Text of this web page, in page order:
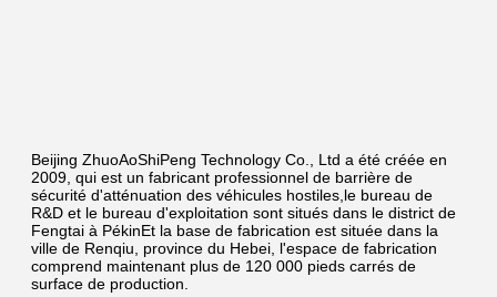
Beijing ZhuoAoShiPeng Technology Co., Ltd a été créée en
2009, qui est un fabricant professionnel de barrière de
sécurité d'atténuation des véhicules hostiles,le bureau de
R&D et le bureau d'exploitation sont situés dans le district de
Fengtai à PékinEt la base de fabrication est située dans la
ville de Renqiu, province du Hebei, l'espace de fabrication
comprend maintenant plus de 120 000 pieds carrés de
surface de production.